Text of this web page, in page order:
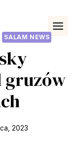
SALAM NEWS
gruzów
2023